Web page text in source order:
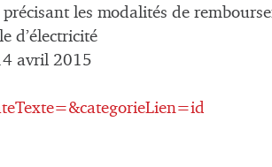
les modalités de
d’électricité
avril 2015